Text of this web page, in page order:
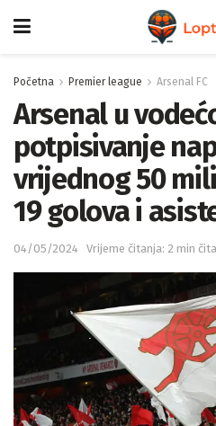
Početna Premier league Arsenal FC
Arsenal u
potpisivanje
vrijednog 50
19 golova i
04/05/2024 Vrijeme čitanja: 2 min